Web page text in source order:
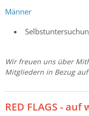
Männer
Wir freuen uns über
Mitgliedern in Bezug
RED FLAGS -